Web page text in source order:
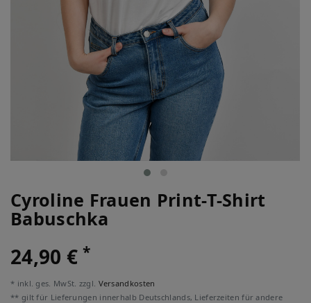
Cyroline Frauen Print-T-Shirt
Babuschka
24,90 €*
* inkl. ges. MwSt. zzgl. Versandkosten
** gilt für Lieferungen innerhalb Deutschlands, Lieferzeiten für andere